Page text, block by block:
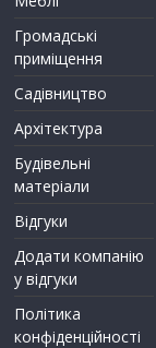
Громадські
приміщення
Садівництво
Архітектура
Будівельні
матеріали
Відгуки
Додати компанію
у відгуки
Політика
конфіденційності